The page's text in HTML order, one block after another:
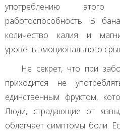
употреблению
работоспособность. В
количество калия и
уровень эмоционального
Не секрет, что при
приходится не
единственным фруктом,
Люди, страдающие от
облегчает симптомы боли.